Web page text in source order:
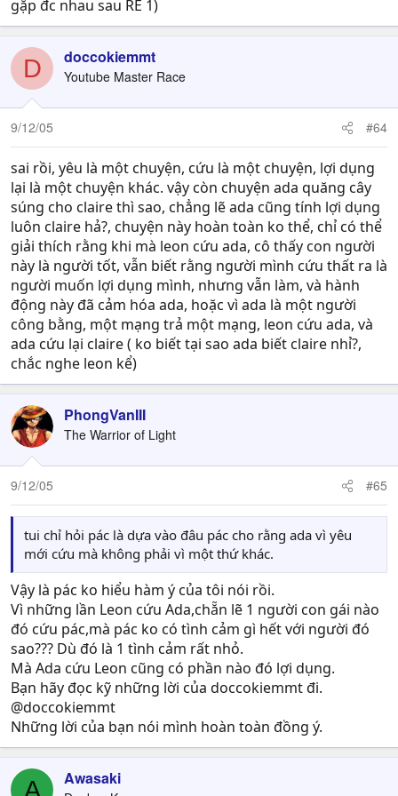
gặp đc nhau sau RE 1)
D doccokiemmt
Youtube Master Race
9/12/05 #64
sai rồi, yêu là một chuyện, cứu là một chuyện, lợi dụng
lại là một chuyện khác. vậy còn chuyện ada quăng cây
súng cho claire thì sao, chẳng lẽ ada cũng tính lợi dụng
luôn claire hả?, chuyện này hoàn toàn ko thể, chỉ có thể
giải thích rằng khi mà leon cứu ada, cô thấy con người
này là người tốt, vẫn biết rằng người mình cứu thất ra là
người muốn lợi dụng mình, nhưng vẫn làm, và hành
động này đã cảm hóa ada, hoặc vì ada là một người
công bằng, một mạng trả một mạng, leon cứu ada, và
ada cứu lại claire ( ko biết tại sao ada biết claire nhỉ?,
chắc nghe leon kể)
PhongVanIII
The Warrior of Light
9/12/05 #65
tui chỉ hỏi pác là dựa vào đâu pác cho rằng ada vì yêu
mới cứu mà không phải vì một thứ khác.
Vậy là pác ko hiểu hàm ý của tôi nói rồi.
Vì những lần Leon cứu Ada,chẵn lẽ 1 người con gái nào
đó cứu pác,mà pác ko có tình cảm gì hết với người đó
sao??? Dù đó là 1 tình cảm rất nhỏ.
Mà Ada cứu Leon cũng có phần nào đó lợi dụng.
Bạn hãy đọc kỹ những lời của doccokiemmt đi.
@doccokiemmt
Những lời của bạn nói mình hoàn toàn đồng ý.
A Awasaki